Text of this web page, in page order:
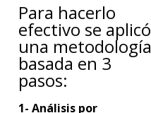
Para hacerlo
efectivo se aplicó
una metodología
basada en 3
pasos:
1- Análisis por